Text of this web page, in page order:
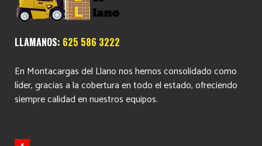
LLAMANOS: 625 586 3222
En Montacargas del Llano nos hemos consolidado como
líder, gracias a la cobertura en todo el estado, ofreciendo
siempre calidad en nuestros equipos.